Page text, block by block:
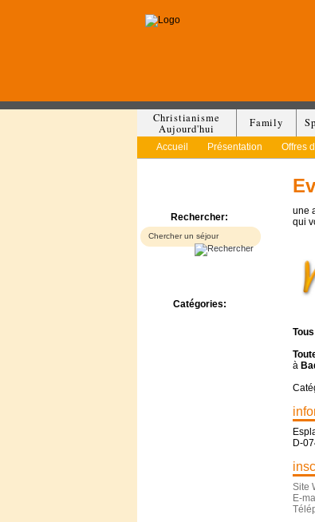
Christianisme
Aujourd'hui
Family
Accueil Présentation Offres
Rechercher:
Catégories:
une
qui
Tous
à
D-
Site
E-